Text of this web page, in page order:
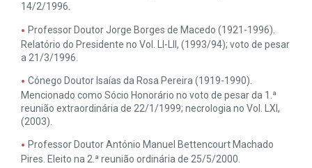
14/2/1996.
Professor Doutor Jorge Borges de Macedo (1921-1996).
Relatório do Presidente no Vol. LI-LII, (1993/94); voto de pesar
a 21/3/1996.
Cónego Doutor Isaías da Rosa Pereira (1919-1990).
Mencionado como Sócio Honorário no voto de pesar da 1.ª
reunião extraordinária de 22/1/1999; necrologia no Vol. LXI,
(2003).
Professor Doutor António Manuel Bettencourt Machado
Pires. Eleito na 2.ª reunião ordinária de 25/5/2000.